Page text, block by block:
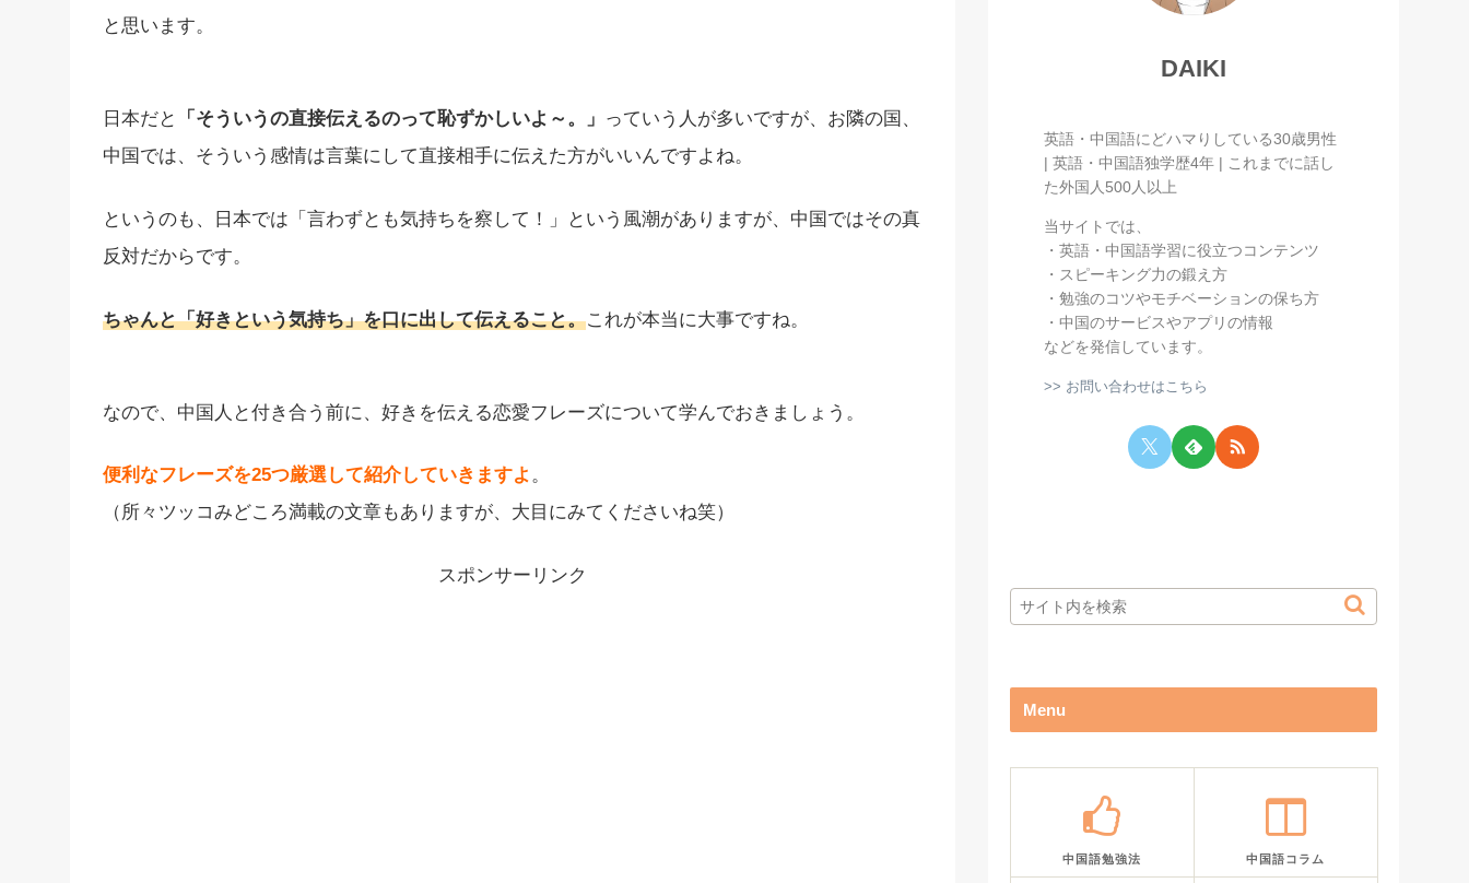
と思います。
日本だと 「そういうの直接伝えるのって恥ずかしいよ～。」 っていう人が多いですが、お隣の国、
中国では、そういう感情は言葉にして直接相手に伝えた方がいいんですよね。
というのも、日本では「言わずとも気持ちを察して！」という風潮がありますが、中国ではその真
反対だからです。
ちゃんと「好きという気持ち」を口に出して伝えること。これが本当に大事ですね。
なので、中国人と付き合う前に、好きを伝える恋愛フレーズについて学んでおきましょう。
便利なフレーズを25つ厳選して紹介していきますよ。
（所々ツッコみどころ満載の文章もありますが、大目にみてくださいね笑）
スポンサーリンク
DAIKI
英語・中国語にどハマりしている30歳男性
| 英語・中国語独学歴4年 | これまでに話し
た外国人500人以上
当サイトでは、
・英語・中国語学習に役立つコンテンツ
・スピーキング力の鍛え方
・勉強のコツやモチベーションの保ち方
・中国のサービスやアプリの情報
などを発信しています。
>> お問い合わせはこちら
Menu
中国語勉強法 中国語コラム